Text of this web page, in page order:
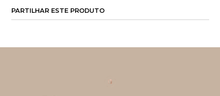
PARTILHAR ESTE PRODUTO